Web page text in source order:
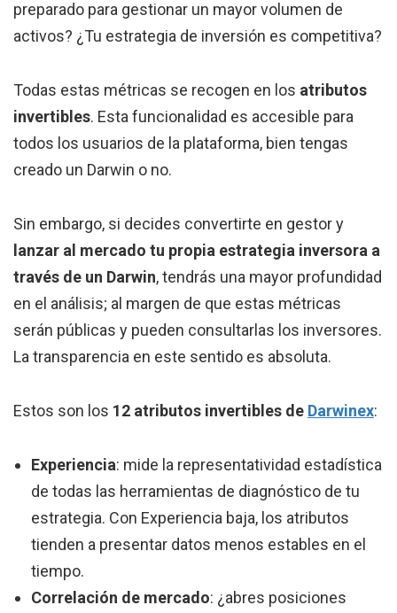
preparado para gestionar un mayor volumen de
activos? ¿Tu estrategia de inversión es competitiva?
Todas estas métricas se recogen en los atributos
invertibles. Esta funcionalidad es accesible para
todos los usuarios de la plataforma, bien tengas
creado un Darwin o no.
Sin embargo, si decides convertirte en gestor y
lanzar al mercado tu propia estrategia inversora a
través de un Darwin, tendrás una mayor profundidad
en el análisis; al margen de que estas métricas
serán públicas y pueden consultarlas los inversores.
La transparencia en este sentido es absoluta.
Estos son los 12 atributos invertibles de Darwinex:
Experiencia: mide la representatividad estadística
de todas las herramientas de diagnóstico de tu
estrategia. Con Experiencia baja, los atributos
tienden a presentar datos menos estables en el
tiempo.
Correlación de mercado: ¿abres posiciones